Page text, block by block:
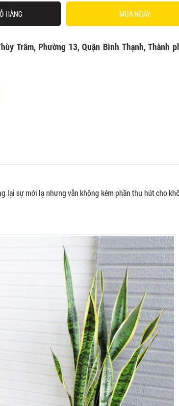
HÀNG MUA NGAY
Trâm, Phường 13, Quận Bình Thạnh, Thành
lại sự mới lạ nhưng vẫn không kém phần thu hút cho